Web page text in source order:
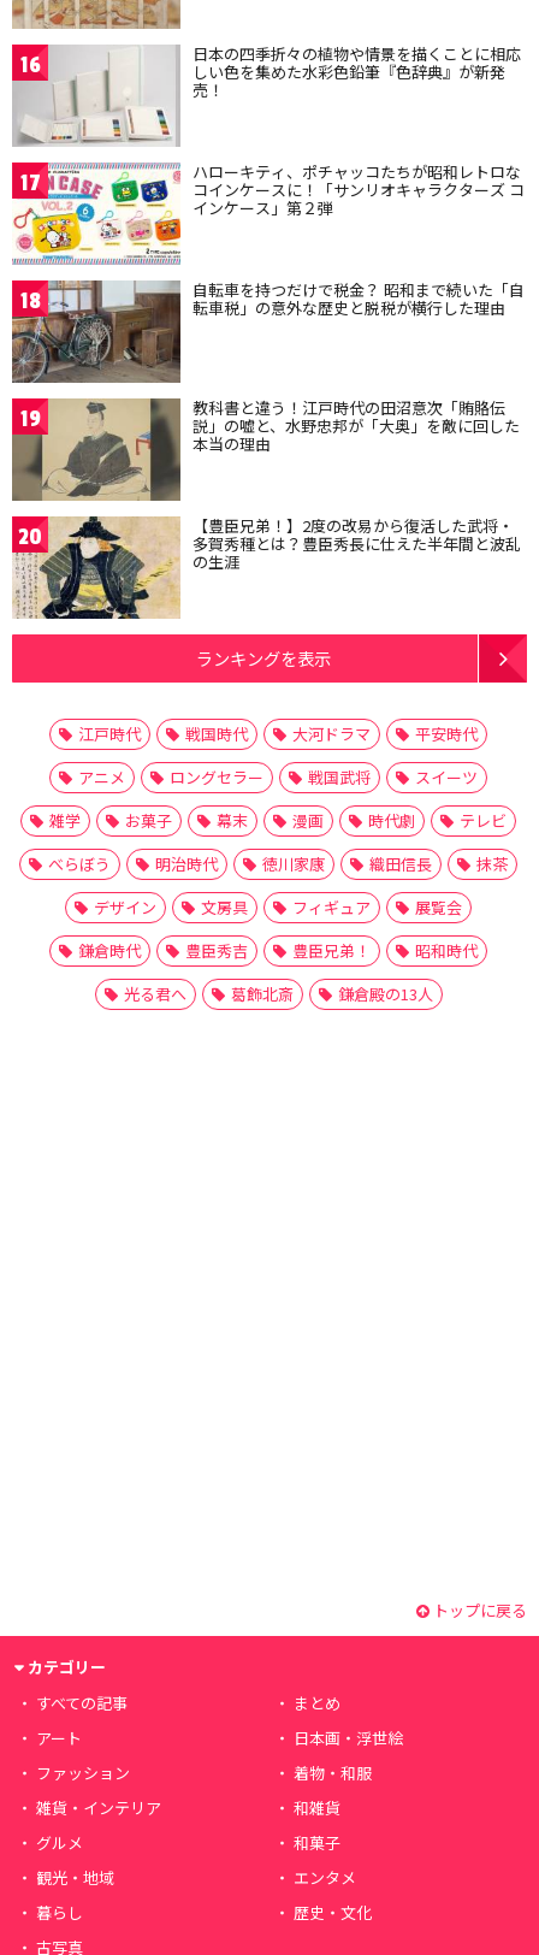
16 日本の四季折々の植物や情景を描くことに相応
しい色を集めた水彩色鉛筆『色辞典』が新発
売！
17 ハローキティ、ポチャッコたちが昭和レトロな
コインケースに！「サンリオキャラクターズ コ
インケース」第２弾
18 自転車を持つだけで税金？ 昭和まで続いた「自
転車税」の意外な歴史と脱税が横行した理由
19 教科書と違う！江戸時代の田沼意次「賄賂伝
説」の嘘と、水野忠邦が「大奥」を敵に回した
本当の理由
20 【豊臣兄弟！】2度の改易から復活した武将・
多賀秀種とは？豊臣秀長に仕えた半年間と波乱
の生涯
ランキングを表示
江戸時代 戦国時代 大河ドラマ
平安時代
アニメ
ロングセラー 戦国武将
スイーツ
雑学
お菓子 幕末 漫画 時代劇
テレビ
べらぼう
明治時代 徳川家康 織田信長
抹茶
デザイン
文房具 フィギュア
展覧会
鎌倉時代
豊臣秀吉 豊臣兄弟！
昭和時代
光る君へ
葛飾北斎 鎌倉殿の13人
トップに戻る
カテゴリー
すべての記事
まとめ
アート
日本画・浮世絵
ファッション
着物・和服
雑貨・インテリア
和雑貨
グルメ
和菓子
観光・地域
エンタメ
暮らし
歴史・文化
古写真